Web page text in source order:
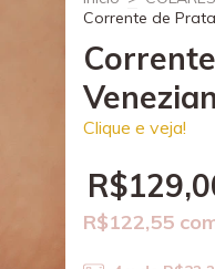
Corrente de
Clique e veja!
R$122,55